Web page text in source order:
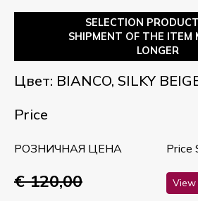
SELECTION
SHIPMENT OF THE ITEM
LONGER
Цвет: BIANCO, SILKY
Price
РОЗНИЧНАЯ ЦЕНА
€ 120,00
Price
View